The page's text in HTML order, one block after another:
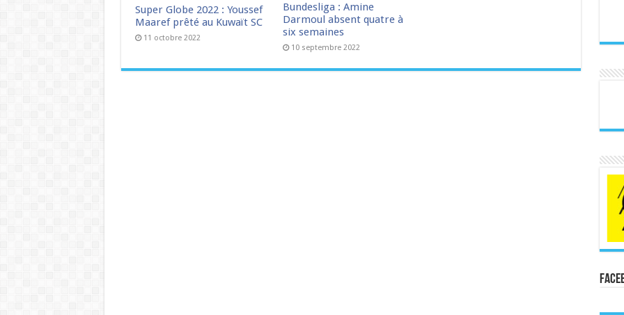
Super Globe 2022 : Youssef
Maaref prêté au Kuwaït SC
11 octobre 2022
Bundesliga : Amine
Darmoul absent quatre à
six semaines
10 septembre 2022